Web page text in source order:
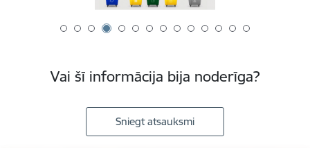
Vai šī informācija bija noderīga?
Sniegt atsauksmi